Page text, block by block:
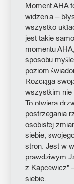
Moment AHA
widzenia –
wszystko
jest takie
momentu
sposobu
poziom
Rozciąga
wszystkim nie
To otwiera
postrzegania
osobistej
siebie,
stron. Jest w
prawdziwym
z Kapcewicz"
siebie.